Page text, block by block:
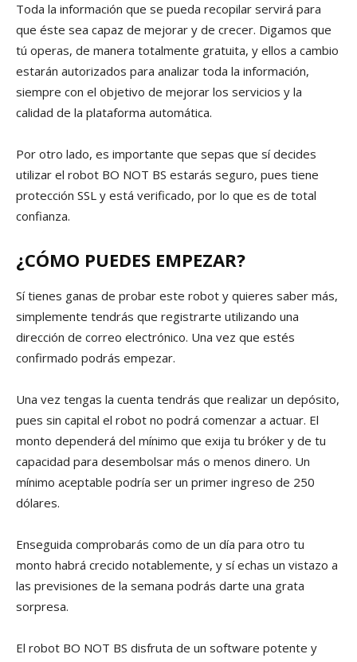
Toda la información que se pueda recopilar servirá para
que éste sea capaz de mejorar y de crecer. Digamos que
tú operas, de manera totalmente gratuita, y ellos a cambio
estarán autorizados para analizar toda la información,
siempre con el objetivo de mejorar los servicios y la
calidad de la plataforma automática.
Por otro lado, es importante que sepas que sí decides
utilizar el robot BO NOT BS estarás seguro, pues tiene
protección SSL y está verificado, por lo que es de total
confianza.
¿CÓMO PUEDES EMPEZAR?
Sí tienes ganas de probar este robot y quieres saber más,
simplemente tendrás que registrarte utilizando una
dirección de correo electrónico. Una vez que estés
confirmado podrás empezar.
Una vez tengas la cuenta tendrás que realizar un depósito,
pues sin capital el robot no podrá comenzar a actuar. El
monto dependerá del mínimo que exija tu bróker y de tu
capacidad para desembolsar más o menos dinero. Un
mínimo aceptable podría ser un primer ingreso de 250
dólares.
Enseguida comprobarás como de un día para otro tu
monto habrá crecido notablemente, y sí echas un vistazo a
las previsiones de la semana podrás darte una grata
sorpresa.
El robot BO NOT BS disfruta de un software potente y